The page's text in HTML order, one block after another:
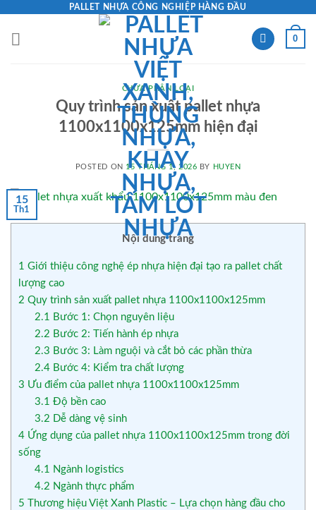
content
PALLET NHỰA CÔNG NGHIỆP HÀNG ĐẦU
0
CHƯA PHÂN LOẠI
Quy trình sản xuất pallet nhựa
1100x1100x125mm hiện đại
POSTED ON 15 THÁNG 1, 2026 BY HUYEN
15
Th1
Nội dung trang
1 Giới thiệu công nghệ ép nhựa hiện đại tạo ra pallet chất
lượng cao
2 Quy trình sản xuất pallet nhựa 1100x1100x125mm
2.1 Bước 1: Chọn nguyên liệu
2.2 Bước 2: Tiến hành ép nhựa
2.3 Bước 3: Làm nguội và cắt bỏ các phần thừa
2.4Bước 4: Kiểm tra chất lượng
3 Ưu điểm của pallet nhựa 1100x1100x125mm
3.1 Độ bền cao
3.2 Dễ dàng vệ sinh
4 Ứng dụng của pallet nhựa 1100x1100x125mm trong đời
sống
4.1 Ngành logistics
4.2 Ngành thực phẩm
5 Thương hiệu Việt Xanh Plastic – Lựa chọn hàng đầu cho